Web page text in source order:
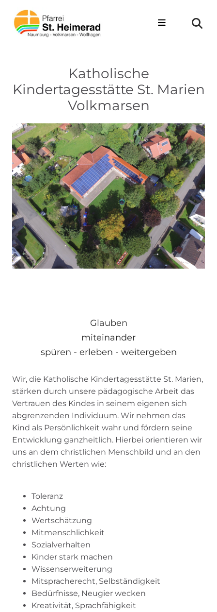
Katholische
Kindertagesstätte St. Marien
Volkmarsen
Glauben
miteinander
spüren - erleben - weitergeben
Wir, die Katholische Kindertagesstätte St. Marien,
stärken durch unsere pädagogische Arbeit das
Vertrauen des Kindes in seinem eigenen sich
abgrenzenden Individuum. Wir nehmen das
Kind als Persönlichkeit wahr und fördern seine
Entwicklung ganzheitlich. Hierbei orientieren wir
uns an dem christlichen Menschbild und an den
christlichen Werten wie:
Toleranz
Achtung
Wertschätzung
Mitmenschlichkeit
Sozialverhalten
Kinder stark machen
Wissenserweiterung
Mitspracherecht, Selbständigkeit
Bedürfnisse, Neugier wecken
Kreativität, Sprachfähigkeit